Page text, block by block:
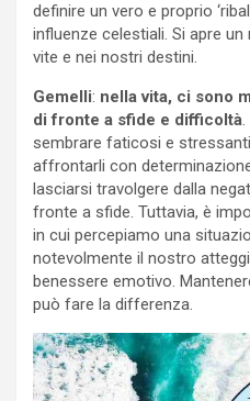
definire un vero e proprio
influenze celestiali. Si apre
vite e nei nostri destini.
Gemelli: nella vita, ci sono
di fronte a sfide e difficoltà.
sembrare faticosi e
affrontarli con
lasciarsi travolgere dalla
fronte a sfide. Tuttavia, è
in cui percepiamo una
notevolmente il nostro
benessere emotivo.
può fare la differenza.